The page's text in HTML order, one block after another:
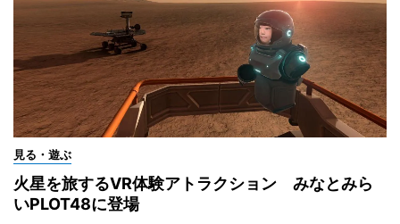
見る・遊ぶ
火星を旅するVR体験アトラクション みなとみら
いPLOT48に登場